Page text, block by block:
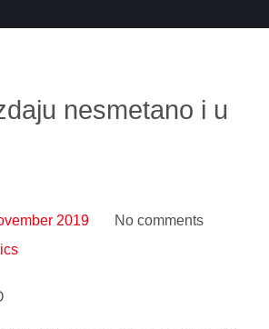
nesmetano i u
2019
No comments